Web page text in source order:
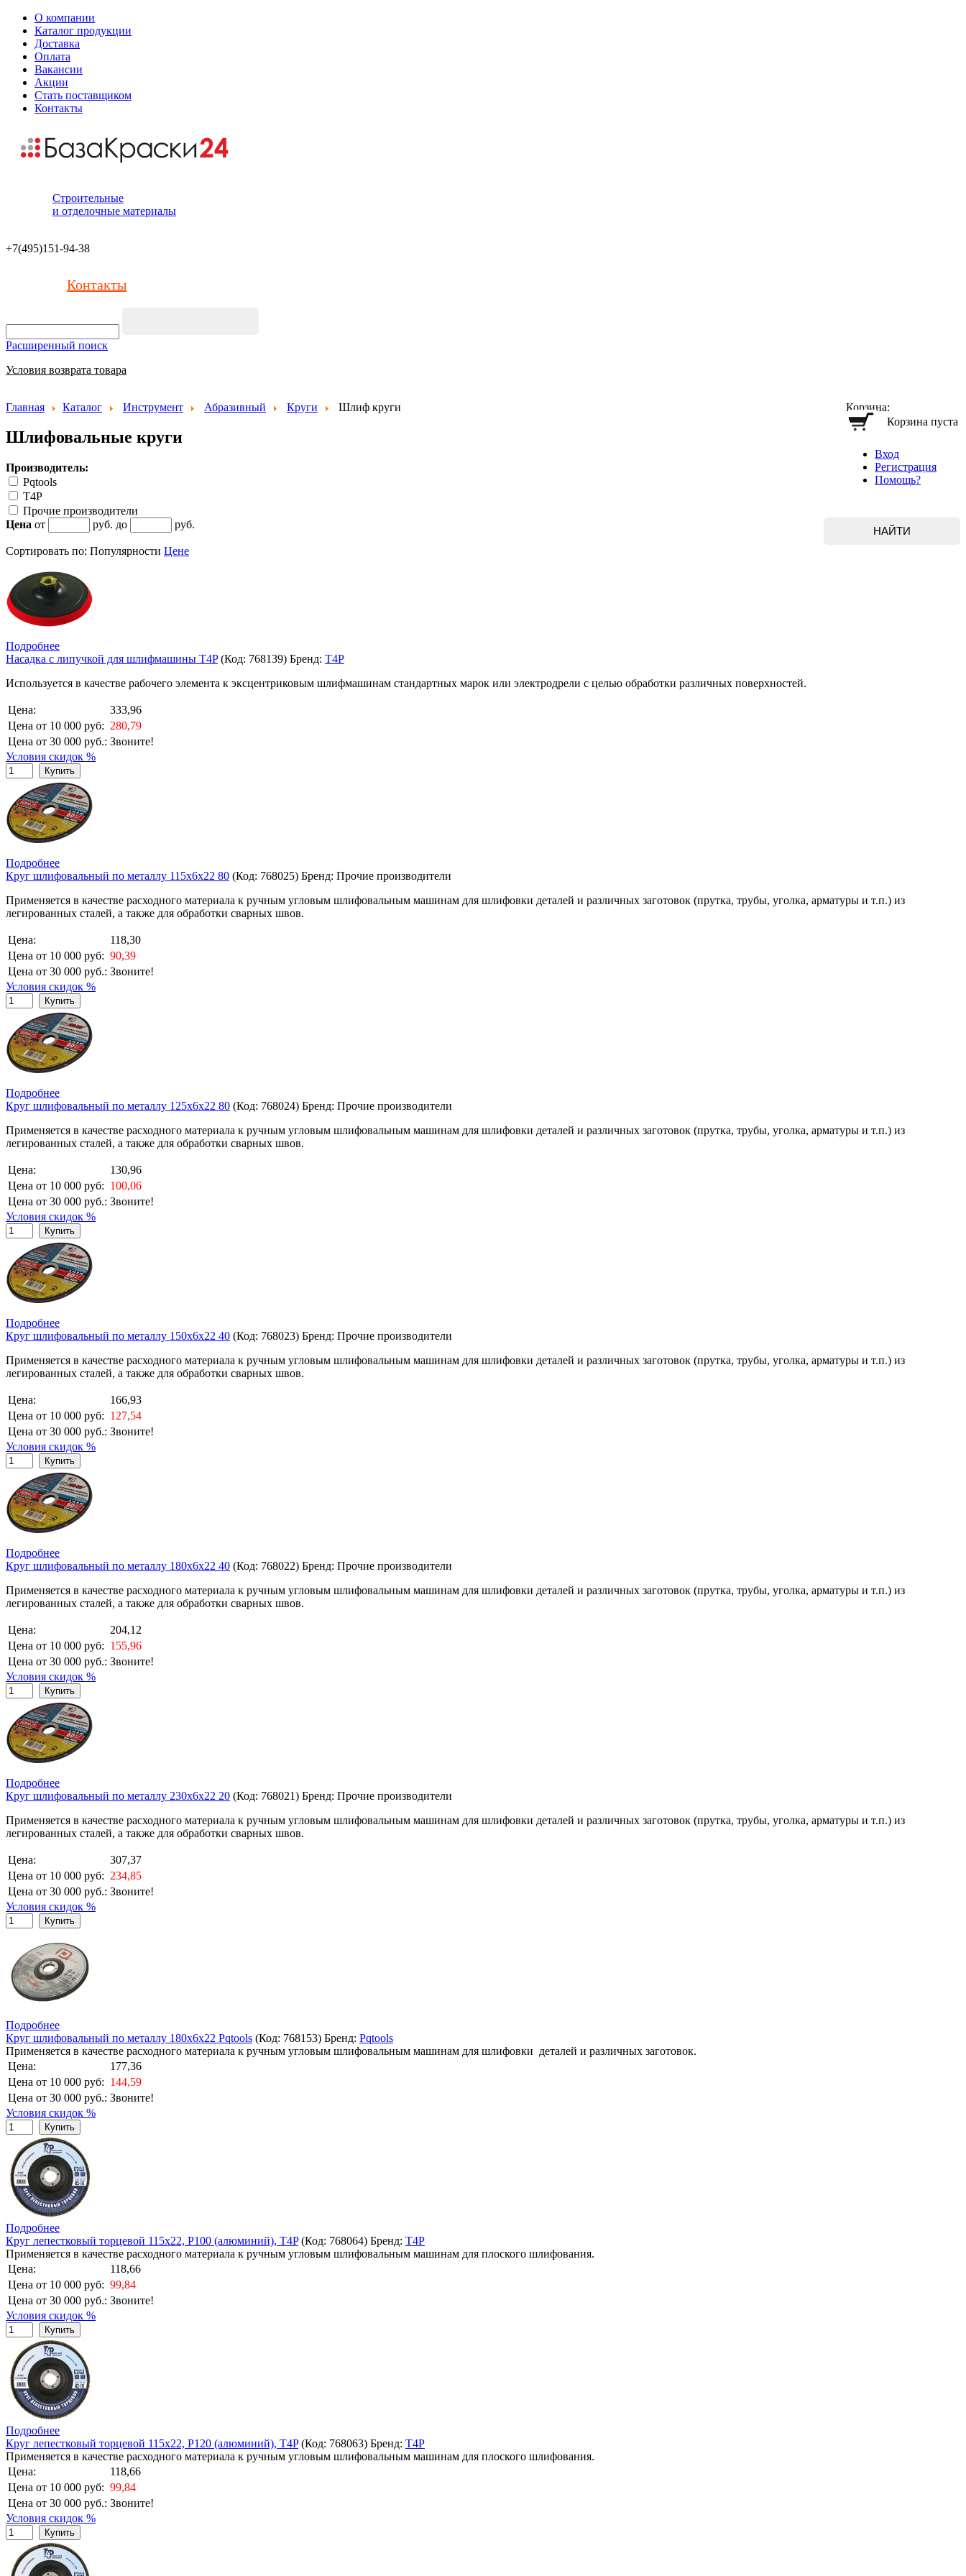
О компании
Каталог продукции
Доставка
Оплата
Вакансии
Акции
Стать поставщиком
Контакты
Строительные
и отделочные материалы
+7(495)151-94-38
Контакты
Расширенный поиск
Условия возврата товара
Корзина:
Корзина пуста
Вход
Регистрация
Помощь?
Главная Каталог Инструмент Абразивный Круги Шлиф круги
Шлифовальные круги
Производитель:
Pqtools
T4P
Прочие производители
Цена от руб. до руб.
Сортировать по: Популярности Цене
Подробнее
Насадка с липучкой для шлифмашины T4P (Код: 768139) Бренд: T4P
Используется в качестве рабочего элемента к эксцентриковым шлифмашинам стандартных марок или электродрели с целью обработки различных поверхностей.
Цена:
333,96
Цена от 10 000 руб: 280,79
Цена от 30 000 руб.: Звоните!
Условия скидок %
Купить
Подробнее
Круг шлифовальный по металлу 115х6х22 80 (Код: 768025) Бренд: Прочие производители
Применяется в качестве расходного материала к ручным угловым шлифовальным машинам для шлифовки деталей и различных заготовок (прутка, трубы, уголка, арматуры и т.п.) из
легированных сталей, а также для обработки сварных швов.
Цена:
118,30
Цена от 10 000 руб: 90,39
Цена от 30 000 руб.: Звоните!
Условия скидок %
Купить
Подробнее
Круг шлифовальный по металлу 125х6х22 80 (Код: 768024) Бренд: Прочие производители
Применяется в качестве расходного материала к ручным угловым шлифовальным машинам для шлифовки деталей и различных заготовок (прутка, трубы, уголка, арматуры и т.п.) из
легированных сталей, а также для обработки сварных швов.
Цена:
130,96
Цена от 10 000 руб: 100,06
Цена от 30 000 руб.: Звоните!
Условия скидок %
Купить
Подробнее
Круг шлифовальный по металлу 150х6х22 40 (Код: 768023) Бренд: Прочие производители
Применяется в качестве расходного материала к ручным угловым шлифовальным машинам для шлифовки деталей и различных заготовок (прутка, трубы, уголка, арматуры и т.п.) из
легированных сталей, а также для обработки сварных швов.
Цена:
166,93
Цена от 10 000 руб: 127,54
Цена от 30 000 руб.: Звоните!
Условия скидок %
Купить
Подробнее
Круг шлифовальный по металлу 180х6х22 40 (Код: 768022) Бренд: Прочие производители
Применяется в качестве расходного материала к ручным угловым шлифовальным машинам для шлифовки деталей и различных заготовок (прутка, трубы, уголка, арматуры и т.п.) из
легированных сталей, а также для обработки сварных швов.
Цена:
204,12
Цена от 10 000 руб: 155,96
Цена от 30 000 руб.: Звоните!
Условия скидок %
Купить
Подробнее
Круг шлифовальный по металлу 230х6х22 20 (Код: 768021) Бренд: Прочие производители
Применяется в качестве расходного материала к ручным угловым шлифовальным машинам для шлифовки деталей и различных заготовок (прутка, трубы, уголка, арматуры и т.п.) из
легированных сталей, а также для обработки сварных швов.
Цена:
307,37
Цена от 10 000 руб: 234,85
Цена от 30 000 руб.: Звоните!
Условия скидок %
Купить
Подробнее
Круг шлифовальный по металлу 180х6х22 Pqtools (Код: 768153) Бренд: Pqtools
Применяется в качестве расходного материала к ручным угловым шлифовальным машинам для шлифовки деталей и различных заготовок.
Цена:
177,36
Цена от 10 000 руб: 144,59
Цена от 30 000 руб.: Звоните!
Условия скидок %
Купить
Подробнее
Круг лепестковый торцевой 115х22, Р100 (алюминий), T4P (Код: 768064) Бренд: T4P
Применяется в качестве расходного материала к ручным угловым шлифовальным машинам для плоского шлифования.
Цена:
118,66
Цена от 10 000 руб: 99,84
Цена от 30 000 руб.: Звоните!
Условия скидок %
Купить
Подробнее
Круг лепестковый торцевой 115х22, Р120 (алюминий), T4P (Код: 768063) Бренд: T4P
Применяется в качестве расходного материала к ручным угловым шлифовальным машинам для плоского шлифования.
Цена:
118,66
Цена от 10 000 руб: 99,84
Цена от 30 000 руб.: Звоните!
Условия скидок %
Купить